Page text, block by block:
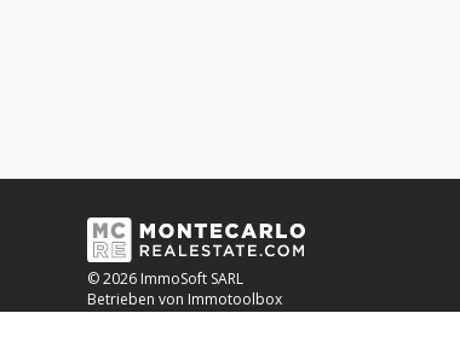
© 2026 ImmoSoft SARL
Betrieben von Immotoolbox